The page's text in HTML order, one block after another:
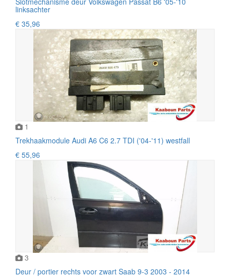
linksachter
€ 35,96
1
Trekhaakmodule Audi A6 C6 2.7 TDI ('04-'11) westfall
€ 55,96
3
Deur / portier rechts voor zwart Saab 9-3 2003 - 2014